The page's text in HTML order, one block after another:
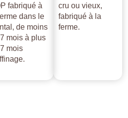
fabriqué à
dans le
de moins
mois à plus
mois
cru ou vieux,
fabriqué à la
ferme.